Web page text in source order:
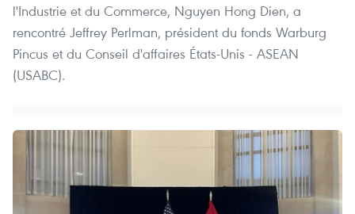
l'Industrie et du Commerce, Nguyen Hong Dien, a
rencontré Jeffrey Perlman, président du fonds Warburg
Pincus et du Conseil d'affaires États-Unis - ASEAN
(USABC).